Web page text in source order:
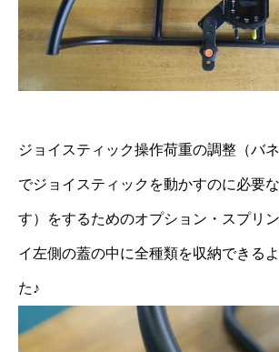
ジョイスティック操作荷重の調整（バ
でジョイスティックを動かすのに必要
す）をするためのオプション・スプリ
イ左側の蓋の中に全種類を収納できる
た♪